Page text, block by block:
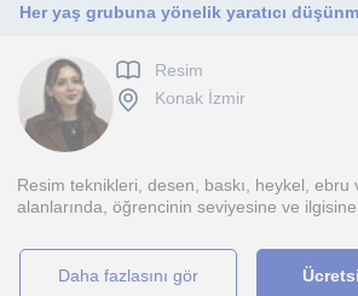
Resim
Konak İzmir
Resim teknikleri, desen, baskı, heykel, ebru
alanlarında, öğrencinin seviyesine ve ilgisine
daha fazlasını gör